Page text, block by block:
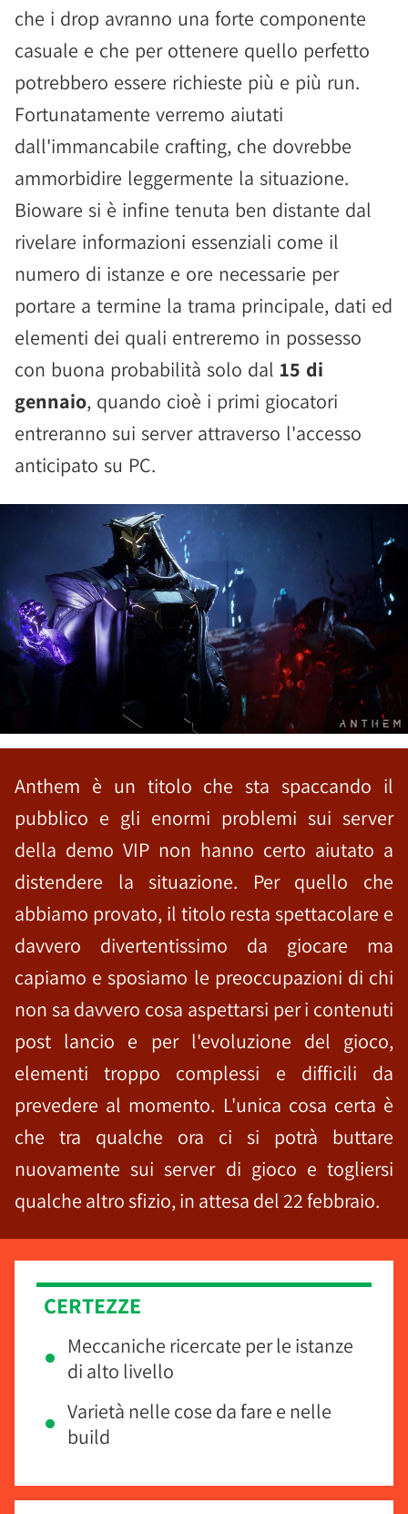
che i drop avranno una forte componente
casuale e che per ottenere quello perfetto
potrebbero essere richieste più e più run.
Fortunatamente verremo aiutati
dall'immancabile crafting, che dovrebbe
ammorbidire leggermente la situazione.
Bioware si è infine tenuta ben distante dal
rivelare informazioni essenziali come il
numero di istanze e ore necessarie per
portare a termine la trama principale, dati ed
elementi dei quali entreremo in possesso
con buona probabilità solo dal 15 di
gennaio, quando cioè i primi giocatori
entreranno sui server attraverso l'accesso
anticipato su PC.
Anthem è un titolo che sta spaccando il
pubblico e gli enormi problemi sui server
della demo VIP non hanno certo aiutato a
distendere la situazione. Per quello che
abbiamo provato, il titolo resta spettacolare e
davvero divertentissimo da giocare ma
capiamo e sposiamo le preoccupazioni di chi
non sa davvero cosa aspettarsi per i contenuti
post lancio e per l'evoluzione del gioco,
elementi troppo complessi e difficili da
prevedere al momento. L'unica cosa certa è
che tra qualche ora ci si potrà buttare
nuovamente sui server di gioco e togliersi
qualche altro sfizio, in attesa del 22 febbraio.
CERTEZZE
Meccaniche ricercate per le istanze
di alto livello
Varietà nelle cose da fare e nelle
build